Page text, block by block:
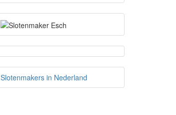
Slotenmakers in Nederland